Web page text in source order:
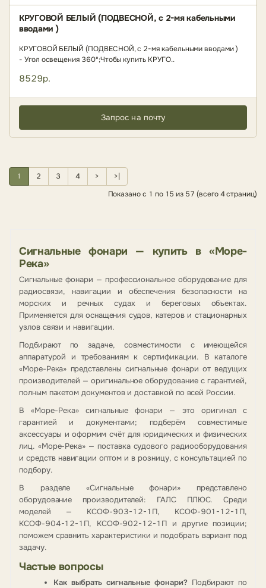
КРУГОВОЙ БЕЛЫЙ (ПОДВЕСНОЙ, с 2-мя кабельными
вводами )
КРУГОВОЙ БЕЛЫЙ (ПОДВЕСНОЙ, с 2-мя кабельными вводами )
- Угол освещения 360º;Чтобы купить КРУГО..
8529р.
Запрос на почту
1 2 3 4 >
>|
Показано с 1 по 15 из 57 (всего 4 страниц)
Сигнальные фонари — купить в «Море-
Река»
Сигнальные фонари — профессиональное оборудование для
радиосвязи, навигации и обеспечения безопасности на
морских и речных судах и береговых объектах.
Применяется для оснащения судов, катеров и стационарных
узлов связи и навигации.
Подбирают по задаче, совместимости с имеющейся
аппаратурой и требованиям к сертификации. В каталоге
«Море-Река» представлены сигнальные фонари от ведущих
производителей — оригинальное оборудование с гарантией,
полным пакетом документов и доставкой по всей России.
В «Море-Река» сигнальные фонари — это оригинал с
гарантией и документами; подберём совместимые
аксессуары и оформим счёт для юридических и физических
лиц. «Море-Река» — поставка судового радиооборудования
и средств навигации оптом и в розницу, с консультацией по
подбору.
В разделе «Сигнальные фонари» представлено
оборудование производителей: ГАЛС ПЛЮС. Среди
моделей — КСОФ-903-12-1П, КСОФ-901-12-1П,
КСОФ-904-12-1П, КСОФ-902-12-1П и другие позиции;
поможем сравнить характеристики и подобрать вариант под
задачу.
Частые вопросы
Как выбрать сигнальные фонари? Подбирают по